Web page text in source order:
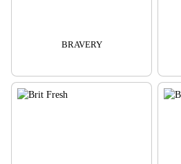
BRAVERY